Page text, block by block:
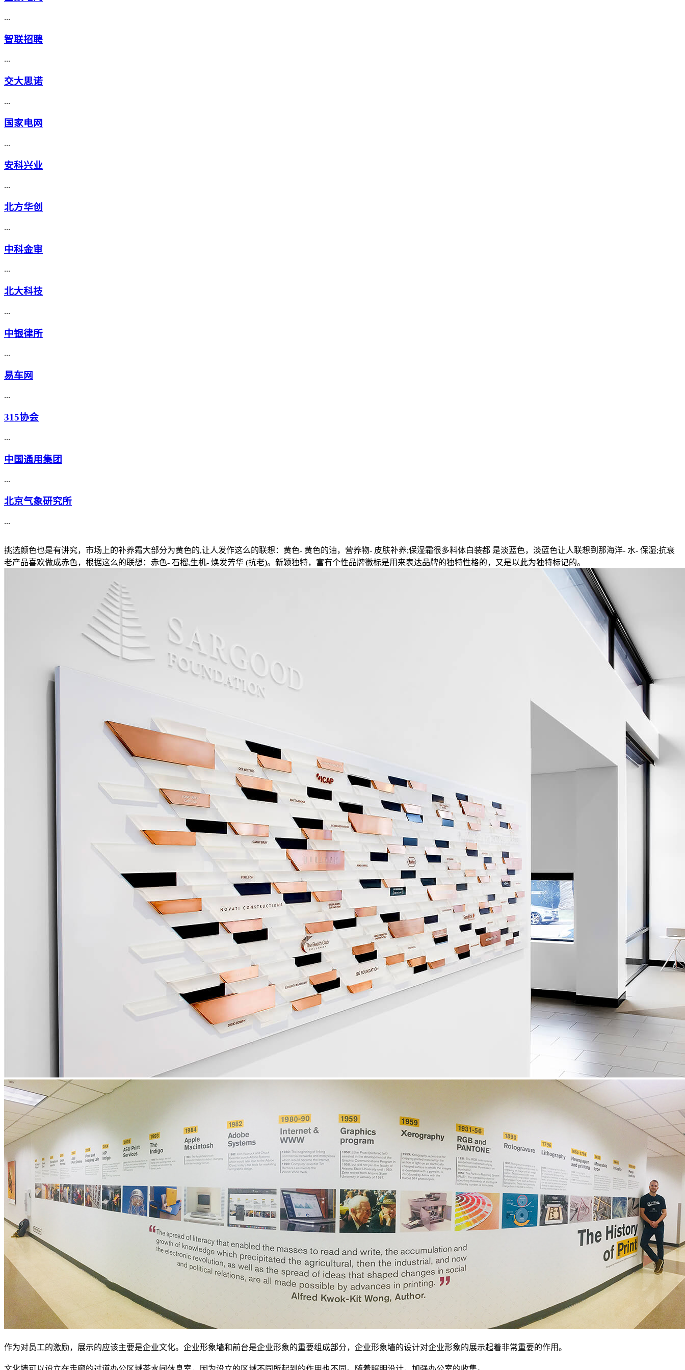
...
智联招聘
...
交大思诺
...
国家电网
...
安科兴业
...
北方华创
...
中科金审
...
北大科技
...
中银律所
...
易车网
...
315协会
...
中国通用集团
...
北京气象研究所
...
挑选颜色也是有讲究，市场上的补养霜大部分为黄色的,让人发作这么的联想：黄色- 黄色的油，营养物- 皮肤补养;保湿霜很多料体白装都 是淡蓝色，淡蓝色让人联想到那海洋- 水- 保湿;抗衰
老产品喜欢做成赤色，根据这么的联想：赤色- 石榴,生机- 焕发芳华 (抗老)。新颖独特，富有个性品牌徽标是用来表达品牌的独特性格的，又是以此为独特标记的。
作为对员工的激励，展示的应该主要是企业文化。企业形象墙和前台是企业形象的重要组成部分，企业形象墙的设计对企业形象的展示起着非常重要的作用。